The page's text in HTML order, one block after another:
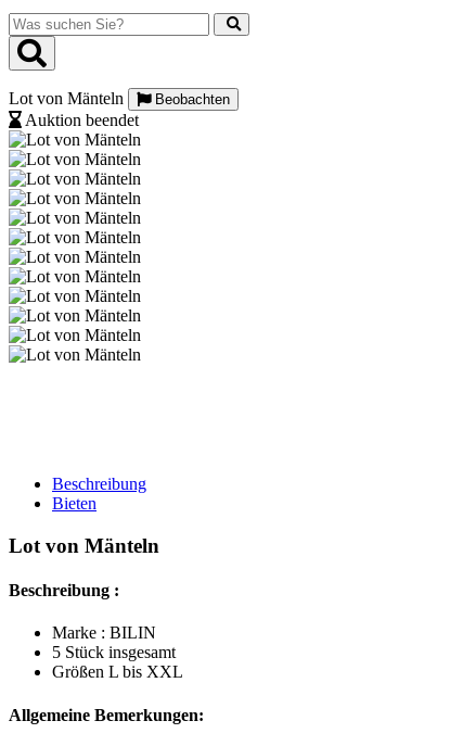
Was
suchen
Sie?
Lot von Mänteln Beobachten
Auktion beendet
Beschreibung
Bieten
Lot von Mänteln
Beschreibung :
Marke : BILIN
5 Stück insgesamt
Größen L bis XXL
Allgemeine Bemerkungen: